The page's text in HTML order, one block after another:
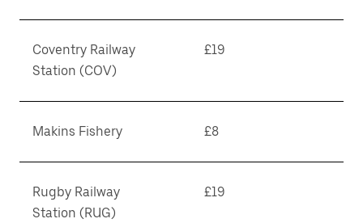
Coventry Railway
Station (COV)
£19
Makins Fishery £8
Rugby Railway
Station (RUG)
£19